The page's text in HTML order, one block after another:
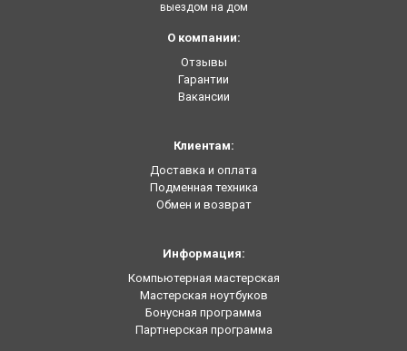
выездом на дом
О компании:
Отзывы
Гарантии
Вакансии
Клиентам:
Доставка и оплата
Подменная техника
Обмен и возврат
Информация:
Компьютерная мастерская
Мастерская ноутбуков
Бонусная программа
Партнерская программа